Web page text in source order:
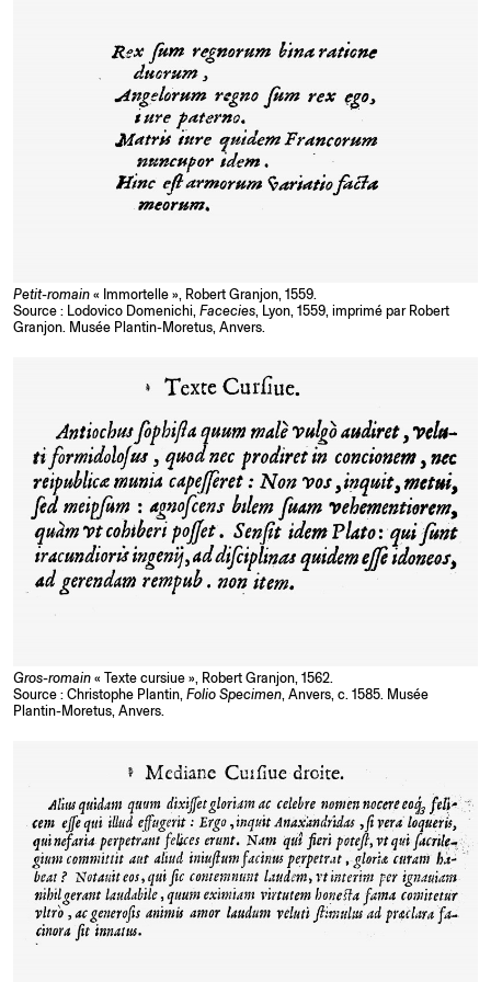
Petit-romain « Immortelle », Robert Granjon, 1559.
Source : Lodovico Domenichi, Facecies, Lyon, 1559, imprimé par Robert
Granjon. Musée Plantin-Moretus, Anvers.
Gros-romain « Texte cursiue », Robert Granjon, 1562.
Source : Christophe Plantin, Folio Specimen, Anvers, c. 1585. Musée
Plantin-Moretus, Anvers.